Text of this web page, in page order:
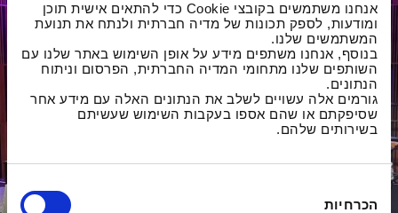
אנחנו משתמשים בקובצי Cookie כדי להתאים אישית תוכן
ומודעות, לספק תכונות של מדיה חברתית ולנתח את תנועת
המשתמשים שלנו.
בנוסף, אנחנו משתפים מידע על אופן השימוש באתר שלנו עם
השותפים שלנו מתחומי המדיה החברתית, הפרסום וניתוח
הנתונים.
גורמים אלה עשויים לשלב את הנתונים האלה עם מידע אחר
שסיפקתם או שהם אספו בעקבות השימוש שעשיתם
בשירותים שלהם.
ב
הכרחיות